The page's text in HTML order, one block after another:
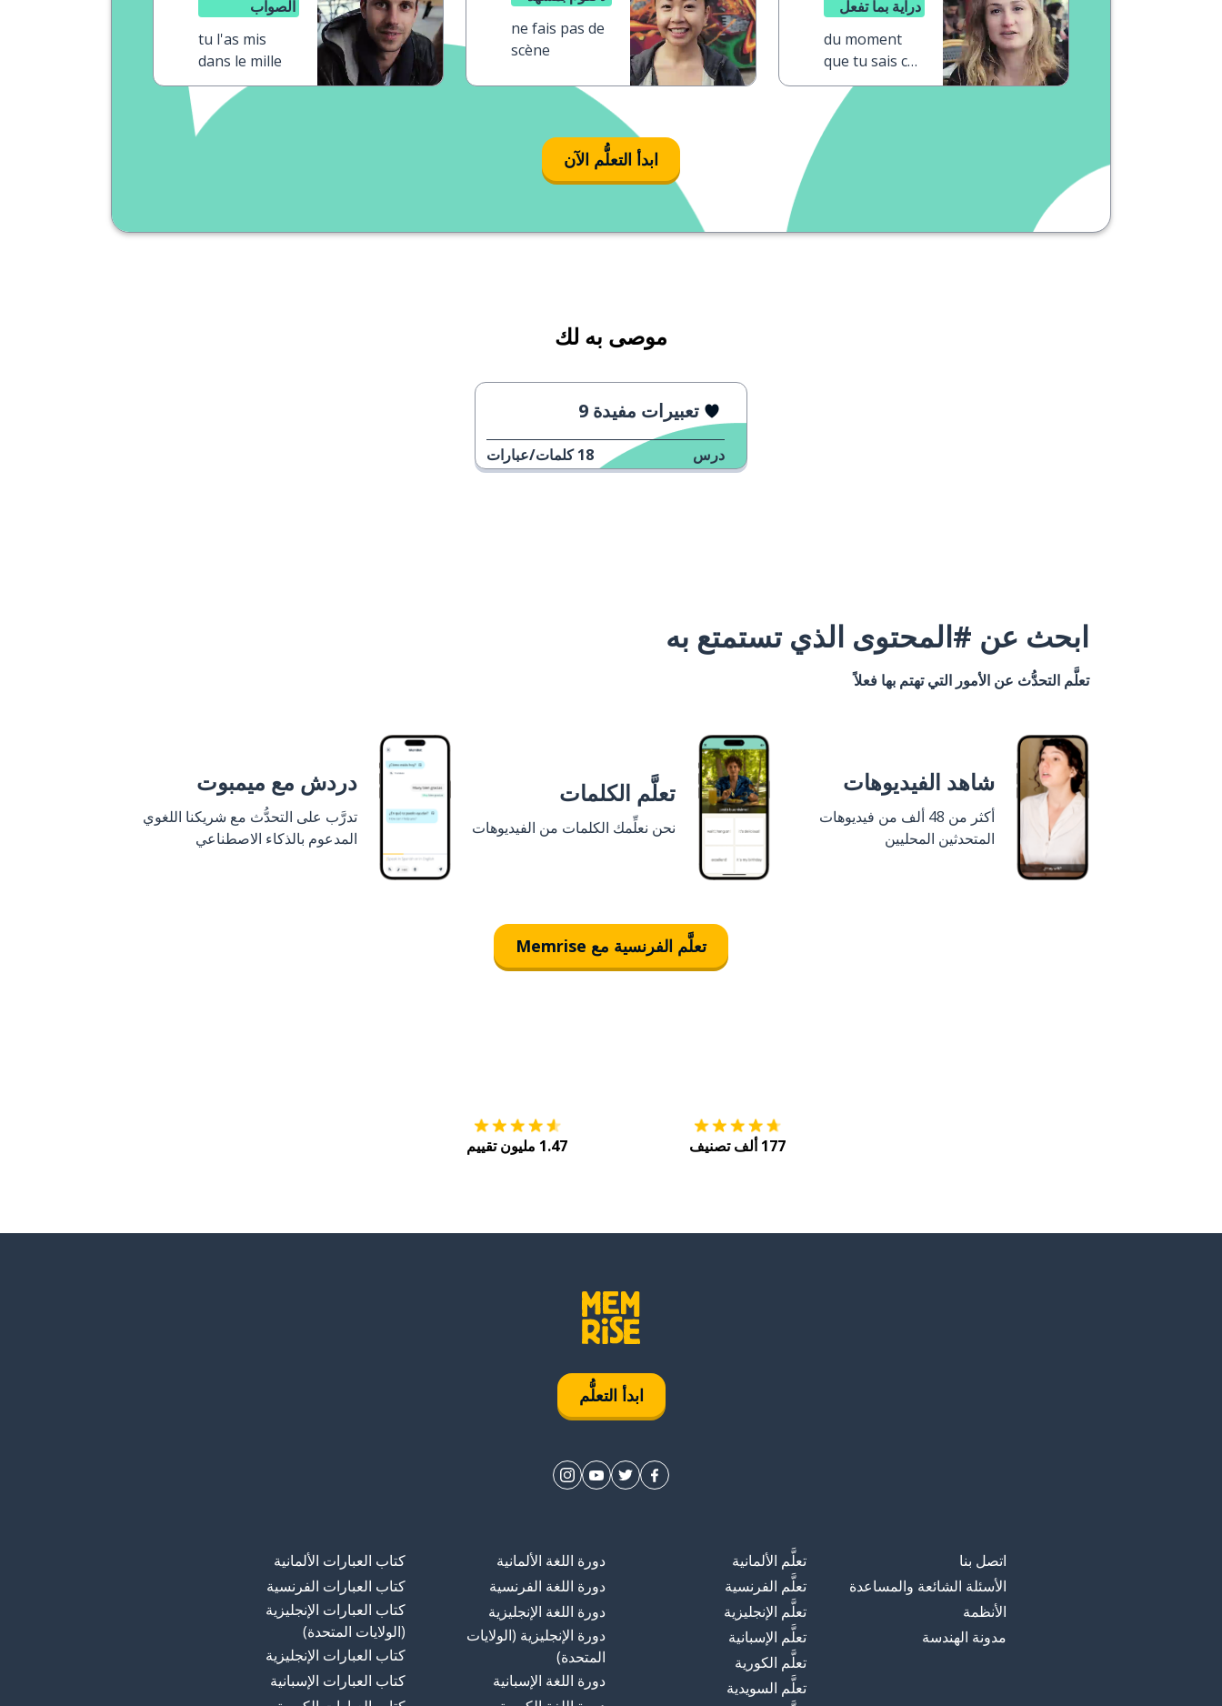
دراية بما تفعل
du moment
que tu sais ce
que tu fais
ne fais pas de
scène
الصواب
tu l'as mis
dans le mille
ابدأ التعلُّم الآن
موصى به لك
تعبيرات مفيدة 9
درس 18 كلمات/عبارات
ابحث عن #المحتوى الذي تستمتع به
تعلَّم التحدُّث عن الأمور التي تهتم بها فعلاً
شاهد الفيديوهات
أكثر من 48 ألف من فيديوهات
المتحدثين المحليين
تعلَّم الكلمات
نحن نعلِّمك الكلمات من الفيديوهات
دردش مع ميمبوت
تدرَّب على التحدُّث مع شريكنا اللغوي
المدعوم بالذكاء الاصطناعي
تعلَّم الفرنسية مع Memrise
177 ألف تصنيف 1.47 مليون تقييم
ابدأ التعلُّم
اتصل بنا
الأسئلة الشائعة والمساعدة
الأنظمة
مدونة الهندسة
تعلَّم الألمانية
تعلَّم الفرنسية
تعلَّم الإنجليزية
تعلَّم الإسبانية
تعلَّم الكورية
تعلَّم السويدية
دورة اللغة الألمانية
دورة اللغة الفرنسية
دورة اللغة الإنجليزية
دورة الإنجليزية (الولايات
المتحدة)
دورة اللغة الإسبانية
كتاب العبارات الألمانية
كتاب العبارات الفرنسية
كتاب العبارات الإنجليزية
(الولايات المتحدة)
كتاب العبارات الإنجليزية
كتاب العبارات الإسبانية